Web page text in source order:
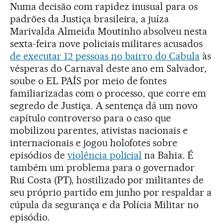
Numa decisão com rapidez inusual para os
padrões da Justiça brasileira, a juíza
Marivalda Almeida Moutinho absolveu nesta
sexta-feira nove policiais militares acusados
de executar 12 pessoas no bairro do Cabula às
vésperas do Carnaval deste ano em Salvador,
soube o EL PAÍS por meio de fontes
familiarizadas com o processo, que corre em
segredo de Justiça. A sentença dá um novo
capítulo controverso para o caso que
mobilizou parentes, ativistas nacionais e
internacionais e jogou holofotes sobre
episódios de violência policial na Bahia. É
também um problema para o governador
Rui Costa (PT), hostilizado por militantes de
seu próprio partido em junho por respaldar a
cúpula da segurança e da Polícia Militar no
episódio.